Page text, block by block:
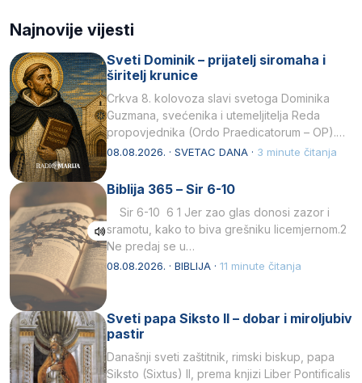
Najnovije vijesti
Sveti Dominik – prijatelj siromaha i
širitelj krunice
Crkva 8. kolovoza slavi svetoga Dominika
Guzmana, svećenika i utemeljitelja Reda
propovjednika (Ordo Praedicatorum – OP).
Svojim životom, dubokom ljubavlju prema
08.08.2026. · SVETAC DANA · 3 minute čitanja
Biblija 365 – Sir 6-10
Sir 6-10 6 1 Jer zao glas donosi zazor i
sramotu, kako to biva grešniku licemjernom.2
Ne predaj se u…
08.08.2026. · BIBLIJA · 11 minute čitanja
Sveti papa Siksto II – dobar i miroljubiv
pastir
Današnji sveti zaštitnik, rimski biskup, papa
Siksto (Sixtus) II, prema knjizi Liber Pontificalis